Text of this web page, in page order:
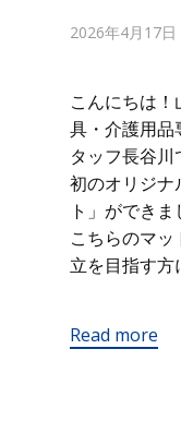
2026年4月17日
こんにちは
具・介護用品
タッフ長谷
初のオリジナ
ト」ができ
こちらのマ
立を目指す
Read more